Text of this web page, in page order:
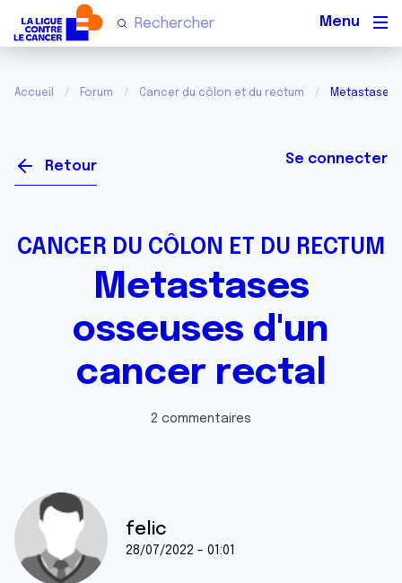
Accueil Forum Cancer du côlon et du rectum Metastases
Retour Se connecter
CANCER DU CÔLON ET DU RECTUM
Metastases
osseuses d'un
cancer rectal
2 commentaires
felic
28/07/2022 - 01:01